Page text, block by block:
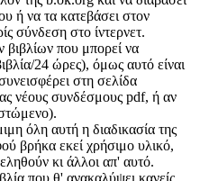
ή να τα κατεβάσει στον
σύνδεση στο ίντερνετ.
βιβλίων που μπορεί να
24 ώρες), όμως αυτό είναι
στη σελίδα
νέους συνδέσμους pdf, ή αν
όλη αυτή η διαδικασία της
βρήκα εκεί χρήσιμο υλικό,
κι άλλοι απ' αυτό.
που θ' ανακαλύψει κανείς